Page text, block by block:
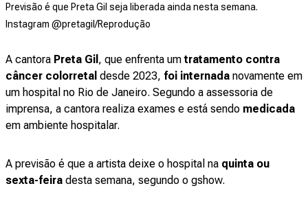
Previsão é que Preta Gil seja liberada ainda nesta semana.
Instagram @pretagil/Reprodução
A cantora Preta Gil , que enfrenta umtratamento contra
câncer colorretal desde 2023, foi internada novamente em
um hospital no Rio de Janeiro. Segundo a assessoria de
imprensa, a cantora realiza exames e está sendo medicada
em ambiente hospitalar.
A previsão é que a artista deixe o hospital na quinta ou
sexta-feira desta semana, segundo o gshow.